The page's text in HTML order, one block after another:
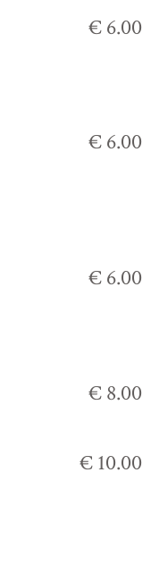
€ 6.00
€ 6.00
€ 6.00
€ 8.00
€ 10.00